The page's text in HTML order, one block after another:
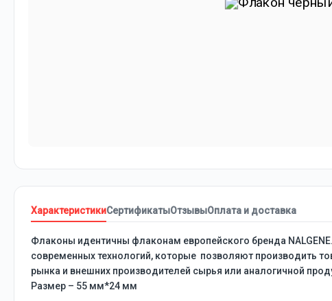
ХарактеристикиСертификатыОтзывыОплата и доставка
Флаконы идентичны флаконам европейского бренда
современных технологий, которые позволяют производить
рынка и внешних производителей сырья или аналогичной
Размер – 55 мм*24 мм